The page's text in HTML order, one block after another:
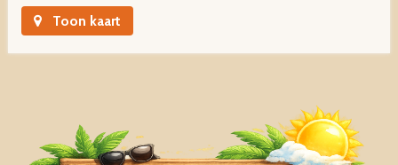
Toon kaart